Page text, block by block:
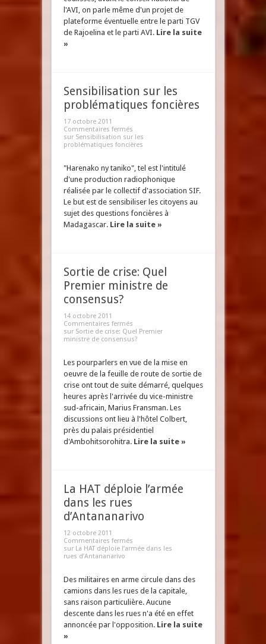
l'AVI, on parle même d'un projet de
plateforme éventuelle entre le parti TGV
de Rajoelina et le parti AVI. Lire la suite
»
Sensibilisation sur les
problématiques foncières
17 octobre 2011
Commentaires fermés
sur Sensibilisation sur les
problématiques foncières
"Harenako ny taniko", tel est l'intitulé
d'une production radiophonique
réalisée par le collectif d'association SIF.
Le but est de sensibiliser les citoyens au
sujet des questions foncières à
Madagascar. Lire la suite »
Sortie de crise: Quel
Premier ministre de
consensus?
14 octobre 2011
Commentaires fermés
sur Sortie de crise: Quel Premier
ministre de consensus?
Les pourparlers en vue de la mise en
oeuvre de la feuille de route de sortie de
crise ont tout de suite démarré, quelques
heures après l'arrivée du vice-ministre
sud-africain, Marius Fransman. Les
discussions ont lieu à l'hôtel Colbert,
près du palais présidentiel
d'Ambohitsorohitra. Lire la suite »
La HAT déploie l’armée
dans les rues
d’Antananarivo
12 octobre 2011
Commentaires fermés
sur La HAT déploie l’armée dans les
rues d’Antananarivo
Des militaires en arme circule dans des
camions dans les rues de la capitale,
sans raison particulière. Aucune
descente dans les rues n'a été en effet
annoncée par l'opposition. Lire la suite
»